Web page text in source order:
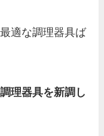
適な調理器具ば
理器具を新調し